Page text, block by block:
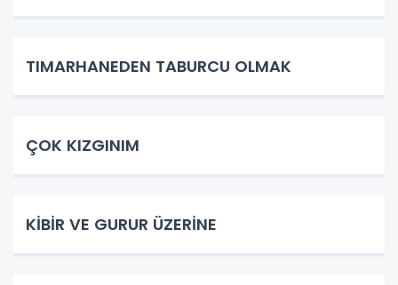
TIMARHANEDEN TABURCU OLMAK
ÇOK KIZGINIM
KİBİR VE GURUR ÜZERİNE